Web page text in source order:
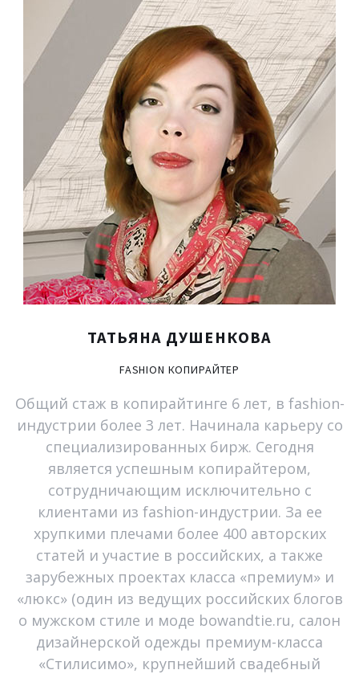
ТАТЬЯНА ДУШЕНКОВА
FASHION КОПИРАЙТЕР
Общий стаж в копирайтинге 6 лет, в fashion-
индустрии более 3 лет. Начинала карьеру со
специализированных бирж. Сегодня
является успешным копирайтером,
сотрудничающим исключительно с
клиентами из fashion-индустрии. За ее
хрупкими плечами более 400 авторских
статей и участие в российских, а также
зарубежных проектах класса «премиум» и
«люкс» (один из ведущих российских блогов
о мужском стиле и моде bowandtie.ru, салон
дизайнерской одежды премиум-класса
«Стилисимо», крупнейший свадебный